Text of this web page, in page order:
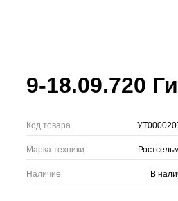
9-18.09.720
Код товара
Марка техники
Наличие В